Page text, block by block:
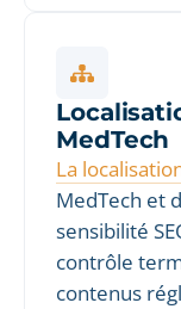
MedTech
La
MedTech et
sensibilité
contrôle
contenus